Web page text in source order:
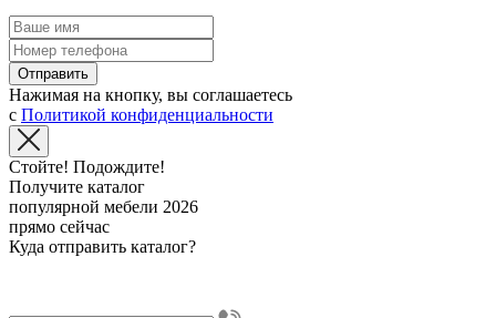
Отправить
Нажимая на кнопку, вы соглашаетесь
с Политикой конфиденциальности
Стойте! Подождите!
Получите каталог
популярной мебели 2026
прямо сейчас
Куда отправить каталог?